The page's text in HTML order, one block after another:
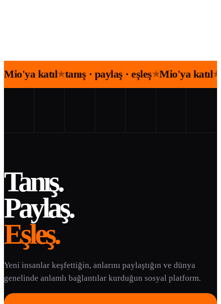
Mio'ya katıl★tanış · paylaş · eşleş★Mio'ya katıl★
Tanış.
Paylaş.
Eşleş.
Yeni insanlar keşfettiğin, anlarını paylaştığın ve dünya
genelinde anlamlı bağlantılar kurduğun sosyal platform.